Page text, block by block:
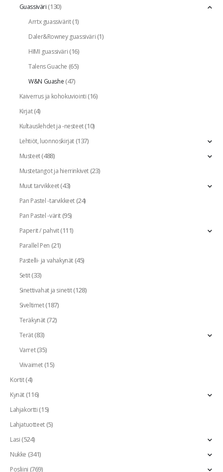
Guassiväri(130)
Arrtx guassivärit(1)
Daler&Rowney guassiväri(1)
HIMI guassiväri(16)
Talens Guache (65)
W&N Guashe(47)
Kaiverrus ja kohokuviointi(16)
Kirjat(4)
Kultauslehdet ja -nesteet(10)
Lehtiöt, luonnoskirjat(137)
Musteet(488)
Mustetangot ja hierrinkivet(23)
Muut tarvikkeet(43)
Pan Pastel -tarvikkeet(24)
Pan Pastel -värit(95)
Paperit / pahvit(111)
Parallel Pen (21)
Pastelli- ja vahakynät(45)
Setit(33)
Sinettivahat ja sinetit(128)
Siveltimet(187)
Teräkynät(72)
Terät(83)
Varret(35)
Viivaimet(15)
Kortit(4)
Kynät(116)
Lahjakortti(15)
Lahjatuotteet(5)
Lasi(524)
Nukke (341)
Posliini (769)